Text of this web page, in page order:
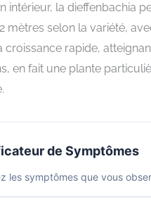
intérieur, la dieffenbachia
mètres selon la variété,
croissance rapide,
en fait une plante
de Symptômes
les symptômes que vous